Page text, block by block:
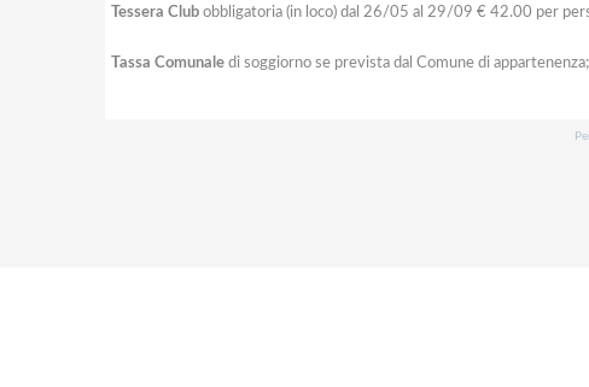
Tessera Club obbligatoria (in loco) dal 26/05 al 29/09 € 42.00 per
Tassa Comunale di soggiorno se prevista dal Comune di appartenenza;